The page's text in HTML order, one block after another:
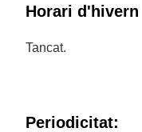
Horari d'hivern
Tancat.
Periodicitat: